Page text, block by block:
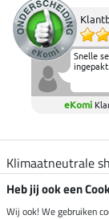
Snelle
ingepakt.
eKomi
Klimaatneutrale
Verzending per
Heb jij ook een
Wij ook! We gebruiken